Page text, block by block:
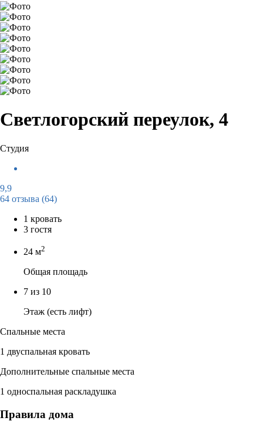
Светлогорский переулок, 4
Студия
9,9
64 отзыва (64)
1 кровать
3 гостя
24 м2
Общая площадь
7 из 10
Этаж (есть лифт)
Спальные места
1 двуспальная кровать
Дополнительные спальные места
1 односпальная раскладушка
Правила дома